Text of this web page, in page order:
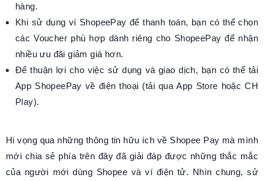
hàng.
Khi sử dụng ví ShopeePay để thanh toán, bạn có thể chọn
các Voucher phù hợp dành riêng cho ShopeePay để nhận
nhiều ưu đãi giảm giá hơn.
Để thuận lợi cho việc sử dụng và giao dịch, bạn có thể tải
App ShopeePay về điện thoại (tải qua App Store hoặc CH
Play).
Hi vọng qua những thông tin hữu ích về Shopee Pay mà mình
mới chia sẻ phía trên đây đã giải đáp được những thắc mắc
của người mới dùng Shopee và ví điện tử. Nhìn chung, sử